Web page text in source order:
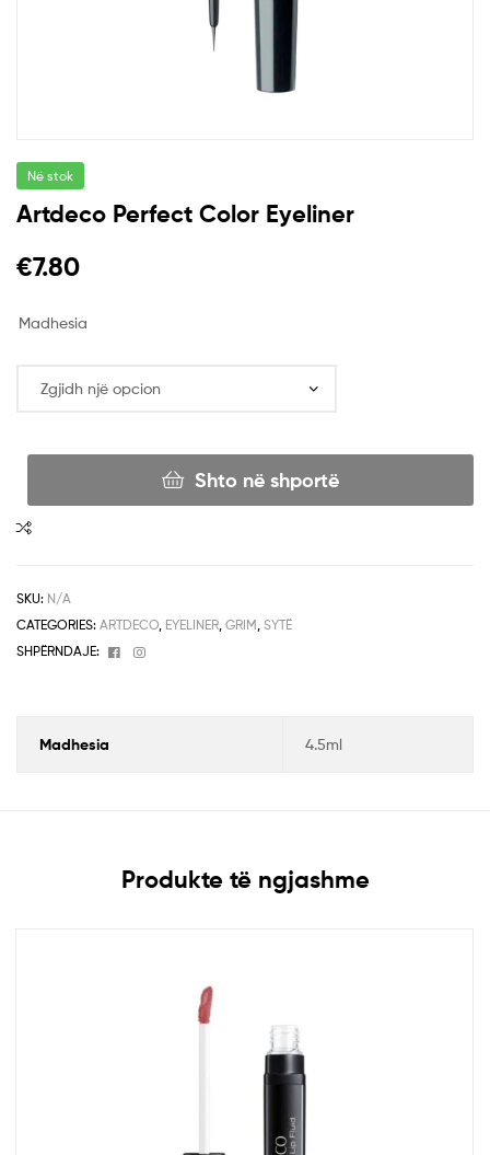
Në stok
Artdeco Perfect Color Eyeliner
€7.80
Madhesia
Shto në shportë
SKU: N/A
CATEGORIES: ARTDECO EYELINER GRIM SYTË
SHPËRNDAJE:
Facebook
Instagram
Madhesia 4.5ml
Produkte të ngjashme